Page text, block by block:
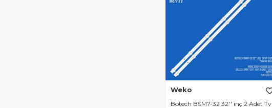
Weko
Botech BSM7-32 32'' inç 2 Adet Tv